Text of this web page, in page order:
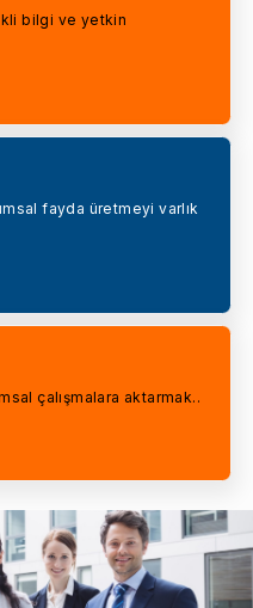
bilgi ve yetkin
fayda üretmeyi varlık
çalışmalara aktarmak..